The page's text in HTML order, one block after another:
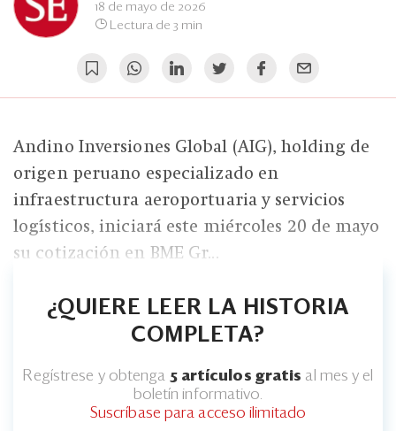
18 de mayo de 2026
Lectura de 3 min
Andino Inversiones Global (AIG), holding de
origen peruano especializado en
infraestructura aeroportuaria y servicios
logísticos, iniciará este miércoles 20 de mayo
su cotización en BME Gr...
¿QUIERE LEER LA HISTORIA
COMPLETA?
Regístrese y obtenga 5 artículos gratis al mes y el
boletín informativo.
Suscríbase para acceso ilimitado